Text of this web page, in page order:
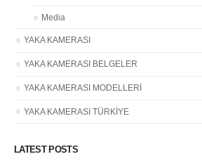
Media
YAKA KAMERASI
YAKA KAMERASI BELGELER
YAKA KAMERASI MODELLERİ
YAKA KAMERASI TÜRKİYE
LATEST POSTS